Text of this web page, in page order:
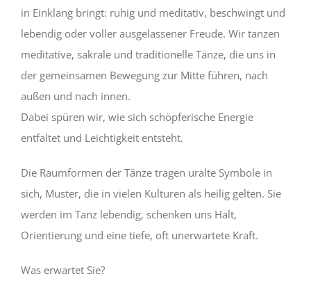
in Einklang bringt: ruhig und meditativ, beschwingt und
lebendig oder voller ausgelassener Freude. Wir tanzen
meditative, sakrale und traditionelle Tänze, die uns in
der gemeinsamen Bewegung zur Mitte führen, nach
außen und nach innen.
Dabei spüren wir, wie sich schöpferische Energie
entfaltet und Leichtigkeit entsteht.
Die Raumformen der Tänze tragen uralte Symbole in
sich, Muster, die in vielen Kulturen als heilig gelten. Sie
werden im Tanz lebendig, schenken uns Halt,
Orientierung und eine tiefe, oft unerwartete Kraft.
Was erwartet Sie?